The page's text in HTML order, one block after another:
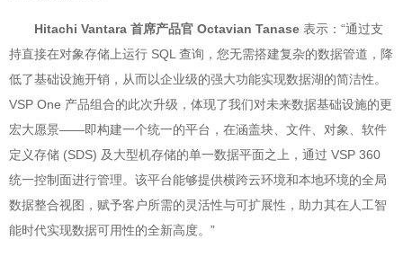
Hitachi Vantara 首席产品官 Octavian Tanase 表示：“通过支
持直接在对象存储上运行 SQL 查询，您无需搭建复杂的数据管道，降
低了基础设施开销，从而以企业级的强大功能实现数据湖的简洁性。
VSP One 产品组合的此次升级，体现了我们对未来数据基础设施的更
宏大愿景——即构建一个统一的平台，在涵盖块、文件、对象、软件
定义存储 (SDS) 及大型机存储的单一数据平面之上，通过 VSP 360
统一控制面进行管理。该平台能够提供横跨云环境和本地环境的全局
数据整合视图，赋予客户所需的灵活性与可扩展性，助力其在人工智
能时代实现数据可用性的全新高度。”